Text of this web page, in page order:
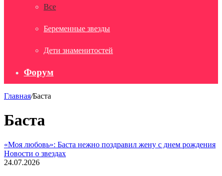
Все
Беременные звезды
Дети знаменитостей
Форум
Главная/Баста
Баста
«Моя любовь»: Баста нежно поздравил жену с днем рождения
Новости о звездах
24.07.2026